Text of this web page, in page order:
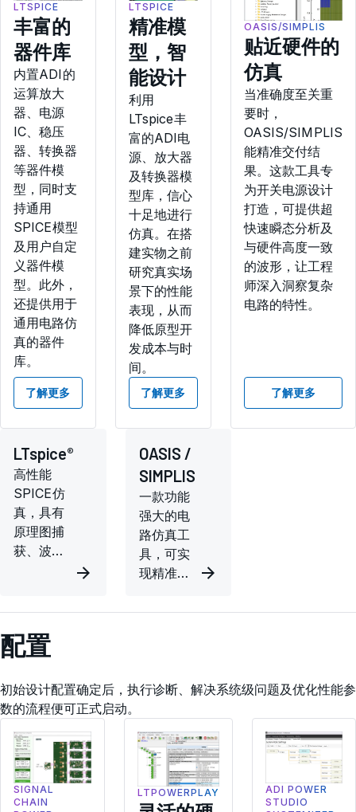
丰富的
器件库
LTSPICE
内置ADI的
运算放大
器、电源
IC、稳压
器、转换器
等器件模
型，同时支
持通用
SPICE模型
及用户自定
义器件模
型。此外，
还提供用于
通用电路仿
真的器件
库。
了解更多
精准模
型，智
能设计
LTSPICE
利用
LTspice丰
富的ADI电
源、放大器
及转换器模
型库，信心
十足地进行
仿真。在搭
建实物之前
研究真实场
景下的性能
表现，从而
降低原型开
发成本与时
间。
了解更多
贴近硬件的
仿真
OASIS/SIMPLIS
当准确度至关重
要时，
OASIS/SIMPLIS
能精准交付结
果。这款工具专
为开关电源设计
打造，可提供超
快速瞬态分析及
与硬件高度一致
的波形，让工程
师深入洞察复杂
电路的特性。
了解更多
LTspice®
高性能
SPICE仿
真，具有
原理图捕
获、波形
电路设计
OASIS /
SIMPLIS
一款功能
强大的电
路仿真工
具，可实
现精准、
线电路分
SIMPLIS
SPICE仿
真引擎。
配置
初始设计配置确定后，执行诊断、解决系统级问题及优化性能参
数的流程便可正式启动。
SIGNAL
CHAIN
LTPOWERPLAY
ADI POWER
STUDIO